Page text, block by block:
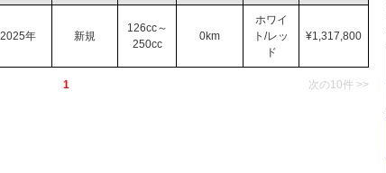
2025年 新規
126cc～
250cc
0km
ホワイ
ト/レッ
ド
¥1,317,800
1 次の10件 >>